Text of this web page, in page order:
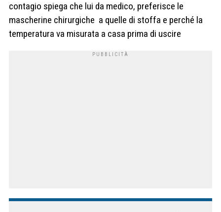
contagio spiega che lui da medico, preferisce le
mascherine chirurgiche a quelle di stoffa e perché la
temperatura va misurata a casa prima di uscire